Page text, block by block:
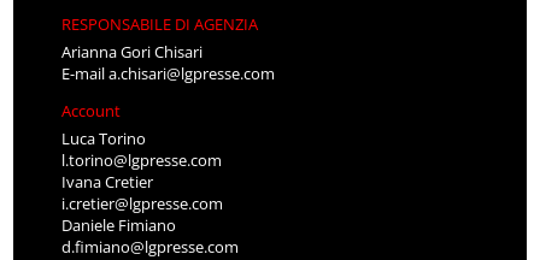
RESPONSABILE DI AGENZIA
Arianna Gori Chisari
E-maila.chisari@lgpresse.com
Account
Luca Torino
l.torino@lgpresse.com
Ivana Cretier
i.cretier@lgpresse.com
Daniele Fimiano
d.fimiano@lgpresse.com